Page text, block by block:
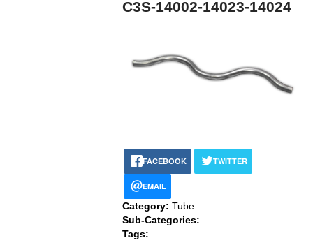
C3S-14002-14023-14024
FACEBOOK TWITTER
EMAIL
Category: Tube
Sub-Categories:
Tags: